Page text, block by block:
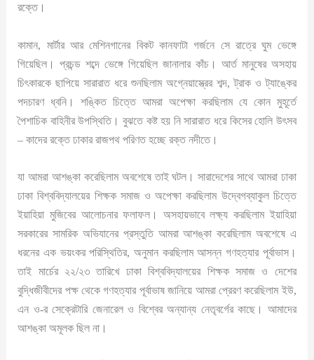
রক্তে।
কামান, মার্টার আর মেশিনগানের বিকট কানফাটা গর্জনে সে রাত্রে ঘুম ভেঙ্গে
গিয়েছিল। প্রচন্ড শব্দে ভেঙ্গে গিয়েছিল জানালার কাঁচ। আর্ত মানুষের অসহায়
চিৎকারকে ছাপিয়ে সারারাত ধরে শুনছিলাম অগ্নেয়াস্ত্রের শব্দ, ট্রাক ও ট্যাঙ্কের
পদচারণ ধ্বনি। শঙ্কিত চিত্তে আমরা অপেক্ষা করছিলাম যে কোন মুহূর্তে
পৈশাচিক বাহিনীর উপস্থিতি। বুঝতে কষ্ট হয় নি সারারাত ধরে কিসের হোলি উৎসব
– কাদের রক্তে ঢাকার রাজপথ পরিণত হচ্ছে রক্ত নদীতে।
যা আমরা আশঙ্কা করেছিলাম অবশেষে তাই ঘটল। সারাদেশের সাথে আমরা ঢাকা
ঢাকা বিশ্ববিদ্যালয়ের শিক্ষক সমাজ ও অপেক্ষা করছিলাম উদ্বেগব্যাকুল চিত্তে
ইয়াহিয়া মুজিবের আলোচনার ফলাফল। অসহায়ভাবে লক্ষ্য করছিলাম ইয়াহিয়া
সরকারের সামরিক অভিযানের প্রস্তুতি আমরা আশঙ্কা করেছিলাম অবশেষে এ
ধরনের এক ভয়ংকর পরিস্থিতির, অনুমান করছিলাম আসন্ন গণহত্যার পূর্বাভাস।
তাই মার্চের ২২/২৩ তারিখে ঢাকা বিশ্ববিদ্যালয়ের শিক্ষক সমাজ ও দেশের
বুদ্ধিজীবীদের পক্ষ থেকে গণহত্যার পূর্বাভাষ জানিয়ে আমরা প্রেরণ করেছিলাম ইউ,
এন ও-র সেক্রেটারি জেনারেল ও বিশ্বের অন্যান্য নেতৃবর্গের কাছে। আমাদের
আশঙ্কা অমূলক ছিল না।